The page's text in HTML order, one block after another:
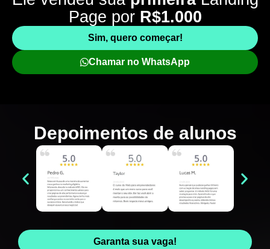
Page por R$1.000
Sim, quero começar!
Chamar no WhatsApp
Depoimentos de alunos
Garanta sua vaga!